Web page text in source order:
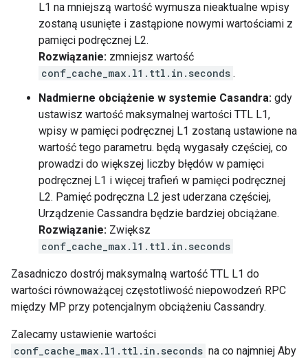
L1 na mniejszą wartość wymusza nieaktualne wpisy
zostaną usunięte i zastąpione nowymi wartościami z
pamięci podręcznej L2.
Rozwiązanie: zmniejsz wartość
conf_cache_max.l1.ttl.in.seconds .
Nadmierne obciążenie w systemie Casandra: gdy
ustawisz wartość maksymalnej wartości TTL L1,
wpisy w pamięci podręcznej L1 zostaną ustawione na
wartość tego parametru. będą wygasały częściej, co
prowadzi do większej liczby błędów w pamięci
podręcznej L1 i więcej trafień w pamięci podręcznej
L2. Pamięć podręczna L2 jest uderzana częściej,
Urządzenie Cassandra będzie bardziej obciążane.
Rozwiązanie: Zwiększ
conf_cache_max.l1.ttl.in.seconds
Zasadniczo dostrój maksymalną wartość TTL L1 do
wartości równoważącej częstotliwość niepowodzeń RPC
między MP przy potencjalnym obciążeniu Cassandry.
Zalecamy ustawienie wartości
conf_cache_max.l1.ttl.in.seconds na co najmniej Aby